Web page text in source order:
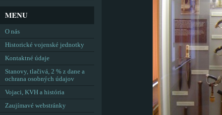
MENU
O nás
Historické vojenské jednotky
Kontaktné údaje
Stanovy, tlačivá, 2 % z dane a
ochrana osobných údajov
Vojaci, KVH a história
Zaujímavé webstránky